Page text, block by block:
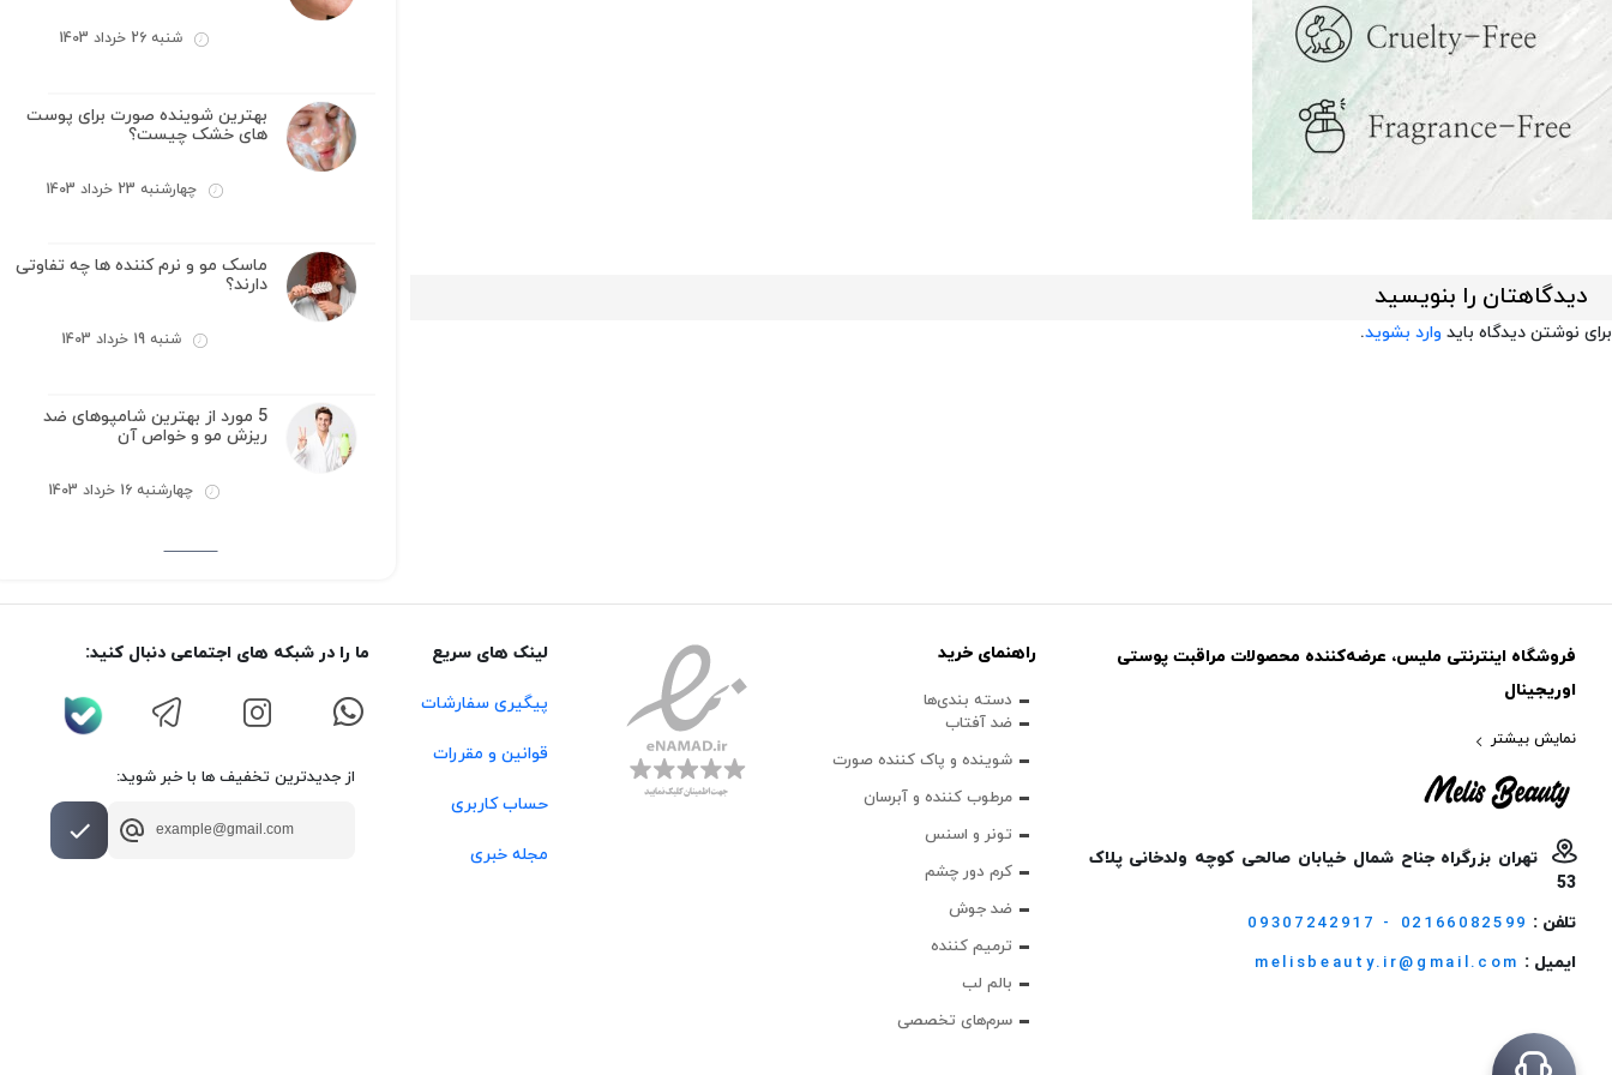
دیدگاهتان را بنویسید
برای نوشتن دیدگاه باید وارد بشوید.
شنبه 26 خرداد 1403
بهترین شوینده صورت برای پوست
های خشک چیست؟
چهارشنبه 23 خرداد 1403
ماسک مو و نرم کننده ها چه تفاوتی
دارند؟
شنبه 19 خرداد 1403
5 مورد از بهترین شامپوهای ضد
ریزش مو و خواص آن
چهارشنبه 16 خرداد 1403
فروشگاه اینترنتی ملیس، عرضه‌کننده محصولات مراقبت پوستی
اوریجینال
نمایش بیشتر
تهران بزرگراه جناح شمال خیابان صالحی کوچه ولدخانی پلاک
53
تلفن : 09307242917 - 02166082599
ایمیل : melisbeauty.ir@gmail.com
راهنمای خرید
دسته بندی‌ها
ضد آفتاب
شوینده و پاک‌ کننده صورت
مرطوب کننده و آبرسان
تونر و اسنس
کرم دور چشم
ضد جوش
ترمیم کننده
بالم لب
سرم‌های تخصصی
لینک های سریع
پیگیری سفارشات
قوانین و مقررات
حساب کاربری
مجله خبری
ما را در شبکه های اجتماعی دنبال کنید:
از جدیدترین تخفیف ها با خبر شوید: